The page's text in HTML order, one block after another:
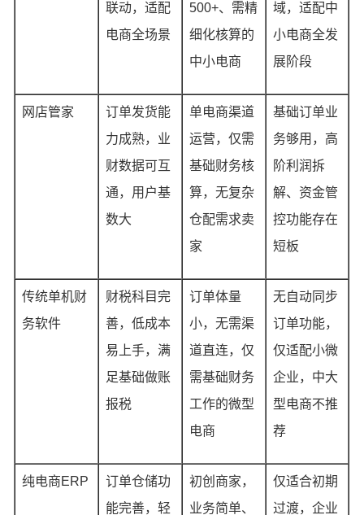
联动，适配
电商全场景
500+、需精
细化核算的
中小电商
域，适配中
小电商全发
展阶段
网店管家
订单发货能
力成熟，业
财数据可互
通，用户基
数大
单电商渠道
运营，仅需
基础财务核
算，无复杂
仓配需求卖
家
基础订单业
务够用，高
阶利润拆
解、资金管
控功能存在
短板
传统单机财
务软件
财税科目完
善，低成本
易上手，满
足基础做账
报税
订单体量
小，无需渠
道直连，仅
需基础财务
工作的微型
电商
无自动同步
订单功能，
仅适配小微
企业，中大
型电商不推
荐
纯电商ERP
订单仓储功
能完善，轻
初创商家，
业务简单、
仅适合初期
过渡，企业